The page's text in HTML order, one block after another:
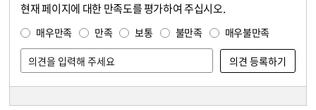
현재 페이지에 대한 만족도를 평가하여 주십시오.
매우만족 만족 보통 불만족 매우불만족